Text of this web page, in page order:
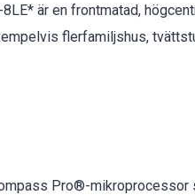
är en frontmatad,
flerfamiljshus,
Pro®-mikroprocessor